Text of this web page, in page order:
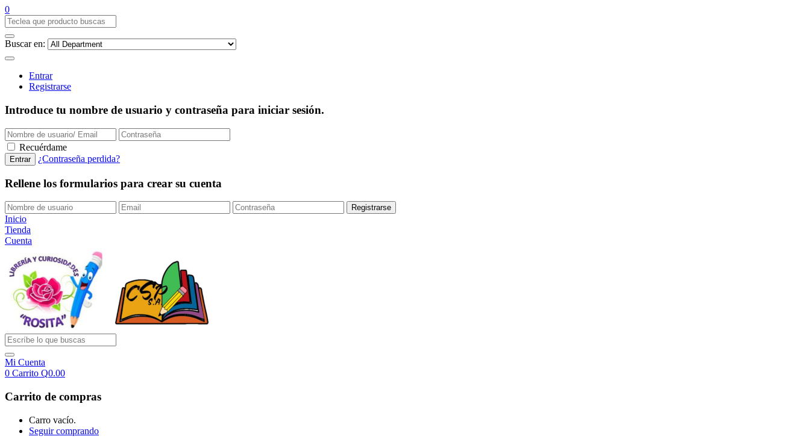
0
Buscar en:
Entrar
Registrarse
Introduce tu nombre de usuario y contraseña para iniciar sesión.
Recuérdame
¿Contraseña perdida?
Rellene los formularios para crear su cuenta
Inicio
Tienda
Cuenta
Mi Cuenta
0 Carrito Q0.00
Carrito de compras
Carro vacío.
Seguir comprando